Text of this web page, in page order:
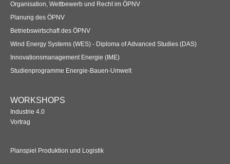
Organisation, Wettbewerb und Recht im ÖPNV
Planung des ÖPNV
Betriebswirtschaft des ÖPNV
Wind Energy Systems (WES) - Diploma of Advanced Studies (DAS)
Innovationsmanagement Energie (IME)
Studienprogramme Energie-Bauen-Umwelt
WORKSHOPS
Industrie 4.0
Vortrag
Planspiel Produktion und Logistik